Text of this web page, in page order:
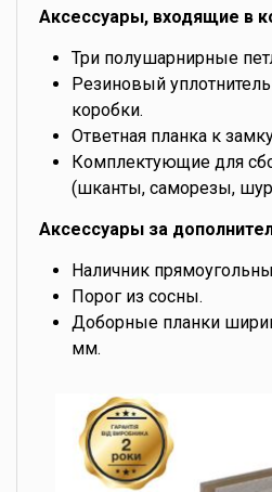
Аксессуары, входящие в
Три полушарнирные
Резиновый
коробки.
Ответная планка к
Комплектующие для
(шканты, саморезы,
Аксессуары за
Наличник
Порог из сосны.
Доборные планки
мм.